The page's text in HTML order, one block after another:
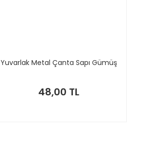
Yuvarlak Metal Çanta Sapı Gümüş
48,00 TL